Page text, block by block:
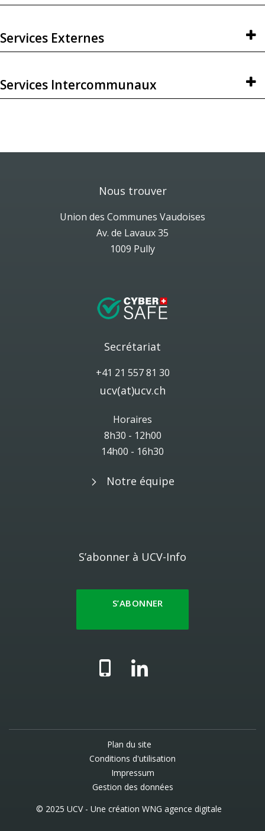
Services Externes
Services Intercommunaux
Nous trouver
Union des Communes Vaudoises
Av. de Lavaux 35
1009 Pully
Secrétariat
+41 21 557 81 30
ucv(at)ucv.ch
Horaires
8h30 - 12h00
14h00 - 16h30
Notre équipe
S’abonner à UCV-Info
S’ABONNER
Plan du site
Conditions d'utilisation
Impressum
Gestion des données
© 2025 UCV - Une création WNG agence digitale